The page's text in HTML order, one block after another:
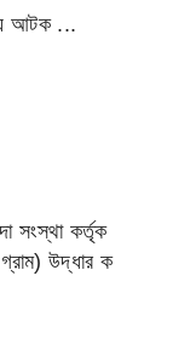
আটক ...
সংস্থা কর্তৃক
উদ্ধার ক